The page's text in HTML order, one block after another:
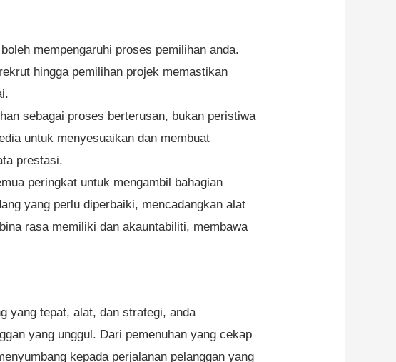
mempengaruhi proses pemilihan anda.
hingga pemilihan projek memastikan
sebagai proses berterusan, bukan peristiwa
untuk menyesuaikan dan membuat
prestasi.
peringkat untuk mengambil bahagian
yang perlu diperbaiki, mencadangkan alat
rasa memiliki dan akauntabiliti, membawa
yang tepat, alat, dan strategi, anda
yang unggul. Dari pemenuhan yang cekap
kepada perjalanan pelanggan yang